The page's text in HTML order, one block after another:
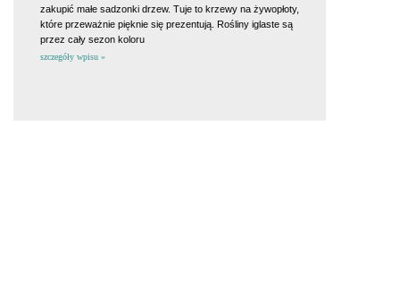
zakupić małe sadzonki drzew. Tuje to krzewy na żywopłoty,
które przeważnie pięknie się prezentują. Rośliny iglaste są
przez cały sezon koloru
szczegóły wpisu »